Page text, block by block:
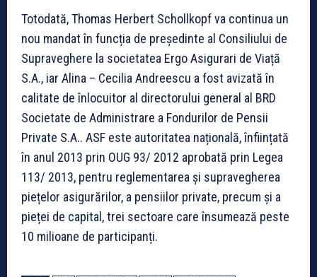
Totodată, Thomas Herbert Schollkopf va continua un
nou mandat în funcția de președinte al Consiliului de
Supraveghere la societatea Ergo Asigurari de Viață
S.A., iar Alina – Cecilia Andreescu a fost avizată în
calitate de înlocuitor al directorului general al BRD
Societate de Administrare a Fondurilor de Pensii
Private S.A.. ASF este autoritatea națională, înființată
în anul 2013 prin OUG 93/ 2012 aprobată prin Legea
113/ 2013, pentru reglementarea și supravegherea
piețelor asigurărilor, a pensiilor private, precum și a
pieței de capital, trei sectoare care însumează peste
10 milioane de participanți.